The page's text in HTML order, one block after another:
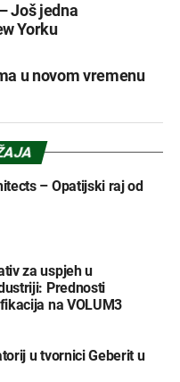
Još jedna
Yorku
u novom vremenu
– Opatijski raj od
za uspjeh u
Prednosti
na VOLUM3
u tvornici Geberit u